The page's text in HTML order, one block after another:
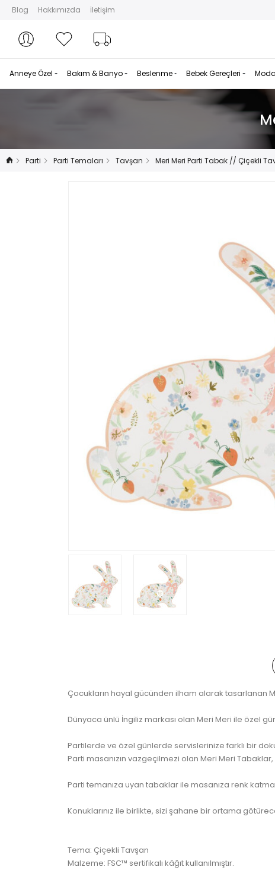
Blog Hakkımızda İletişim
Hesabım
Hesabım Favorilerim
Anneye Özel Bakım & Banyo Beslenme Bebek Gereçleri
Parti Parti Temaları Tavşan Meri Meri Parti Tabak // Çiçekli
Çocukların hayal gücünden ilham alarak tasarlanan
Dünyaca ünlü İngiliz markası olan Meri Meri ile özel
Partilerde ve özel günlerde servislerinize farklı bir
Parti masanızın vazgeçilmezi olan Meri Meri
Parti temanıza uyan tabaklar ile masanıza renk
Konuklarınız ile birlikte, sizi şahane bir ortama
Tema: Çiçekli Tavşan
Malzeme: FSC™ sertifikalı kâğıt kullanılmıştır.